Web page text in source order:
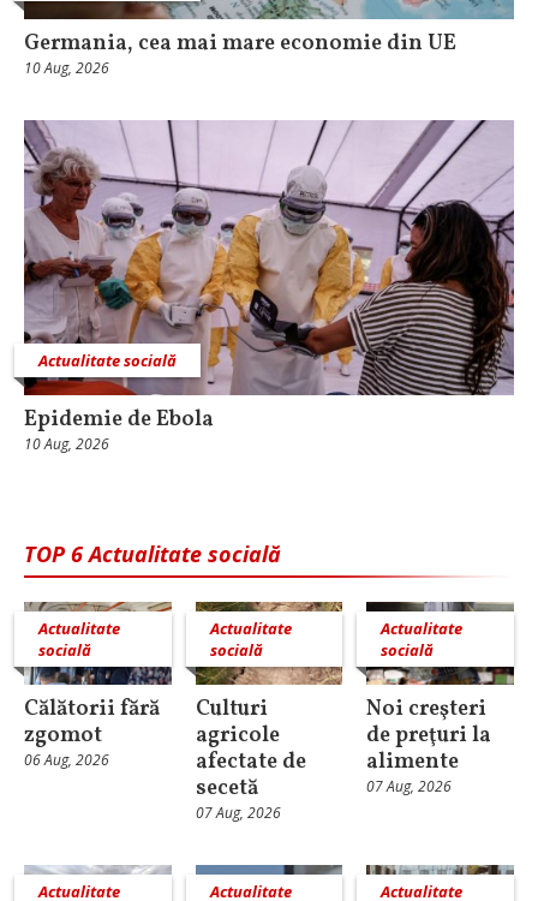
Germania, cea mai mare economie din UE
10 Aug, 2026
Actualitate socială
Epidemie de Ebola
10 Aug, 2026
TOP 6 Actualitate socială
Actualitate
socială
Călătorii fără
zgomot
06 Aug, 2026
Actualitate
socială
Culturi
agricole
afectate de
secetă
07 Aug, 2026
Actualitate
socială
Noi creşteri
de preţuri la
alimente
07 Aug, 2026
Actualitate Actualitate Actualitate